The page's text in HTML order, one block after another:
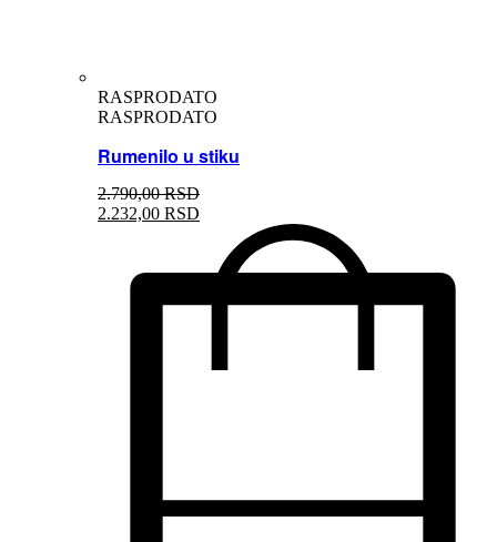
RASPRODATO
RASPRODATO
Rumenilo u stiku
2.790,00 RSD
2.232,00 RSD